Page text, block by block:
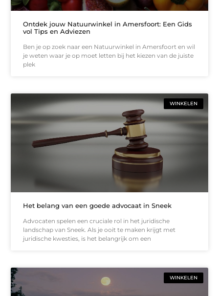
Ontdek jouw Natuurwinkel in Amersfoort: Een Gids
vol Tips en Adviezen
Ben je op zoek naar een Natuurwinkel in Amersfoort en wil
je weten waar je op moet letten bij het kiezen van de juiste
plek
WINKELEN
Het belang van een goede advocaat in Sneek
Advocaten spelen een cruciale rol in het juridische
landschap van Sneek. Als je ooit te maken krijgt met
juridische kwesties, is het belangrijk om een
WINKELEN